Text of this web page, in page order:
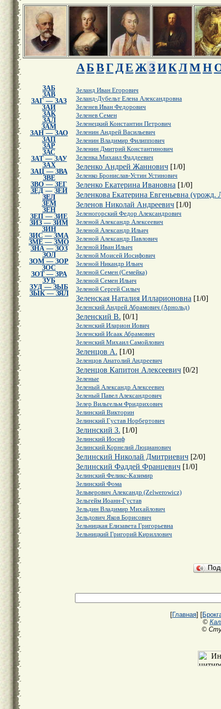
АБВГ ДЕ Ж ЗИКЛМН
ЗАБ
ЗАВ
ЗАГ — ЗАЗ
ЗАИ
ЗАК
ЗАЛ
ЗАМ
ЗАН — ЗАО
ЗАП
ЗАР
ЗАС
ЗАТ — ЗАУ
ЗАХ
ЗАЦ — ЗВА
ЗВЕ
ЗВО — ЗЕГ
ЗЕД — ЗЕИ
ЗЕЛ
ЗЕМ
ЗЕН
ЗЕП — ЗИЕ
ЗИЗ — ЗИМ
ЗИН
ЗИС — ЗМА
ЗМЕ — ЗМО
ЗНА — ЗОЗ
ЗОЛ
ЗОМ — ЗОР
ЗОС
ЗОТ — ЗРА
ЗУБ
ЗУД — ЗЫБ
ЗЫК — ЗЯЛ
Зеланд Иван Егорович
Зеланд-Дубельт Елена Александровна
Зеленев Иван Федорович
Зеленев Семен
Зеленецкий Константин Петрович
Зеленин Андрей Васильевич
Зеленин Владимир Филиппович
Зеленин Дмитрий Константинович
Зеленка Михаил Фаддеевич
Зеленко Андрей Жаннович[1/0]
Зеленко Бронислав-Устин Устинович
Зеленко Екатерина Ивановна [1/0]
Зеленкова Екатерина Евгеньевна (урожд.
Зеленов Николай Андреевич[1/0]
Зеленогорский Федор Александрович
Зеленой Александр Алексеевич
Зеленой Александр Ильич
Зеленой Александр Павлович
Зеленой Иван Ильич
Зеленой Моисей Иосифович
Зеленой Никандр Ильич
Зеленой Семен (Семейка)
Зеленой Семен Ильич
Зеленой Сергей Силыч
Зеленская Наталия Илларионовна [1/0]
Зеленский Андрей Абрамович (Арнольд)
Зеленский В. [0/1]
Зеленский Иларион Иович
Зеленский Исаак Абрамович
Зеленский Михаил Самойлович
Зеленцов А. [1/0]
Зеленцов Анатолий Андреевич
Зеленцов Капитон Алексеевич[0/2]
Зеленые
Зеленый Александр Алексеевич
Зеленый Павел Александрович
Зелер Вильгельм Фридрихович
Зелинский Викторин
Зелинский Густав Норбертович
Зелинский З. [1/0]
Зелинский Иосиф
Зелинский Корнелий Люцианович
Зелинский Николай Дмитриевич[2/0]
Зелинский Фаддей Францевич[1/0]
Зелинский Феликс-Казимир
Зелинский Фома
Зельверович Александр (Zelwerowicz)
Зельгейм Иоанн-Густав
Зельдин Владимир Михайлович
Зельдович Яков Борисович
Зельницкая Елизавета Григорьевна
Зельницкий Григорий Кириллович
[Главная] [
©
©